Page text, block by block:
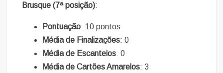
Brusque (7ª posição):
Pontuação: 10 pontos
Média de Finalizações: 0
Média de Escanteios: 0
Média de Cartões Amarelos: 3